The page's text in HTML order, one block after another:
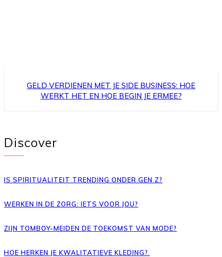
GELD VERDIENEN MET JE SIDE BUSINESS: HOE
WERKT HET EN HOE BEGIN JE ERMEE?
Discover
IS SPIRITUALITEIT TRENDING ONDER GEN Z?
WERKEN IN DE ZORG: IETS VOOR JOU?
ZIJN TOMBOY-MEIDEN DE TOEKOMST VAN MODE?
HOE HERKEN JE KWALITATIEVE KLEDING?.